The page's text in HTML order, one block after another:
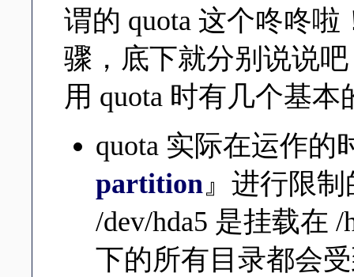
谓的 quota 这个咚咚
骤，底下就分别说说
用 quota 时有几个基
quota 实际在运作的
partition』进行限
/dev/hda5 是挂载在
下的所有目录都会